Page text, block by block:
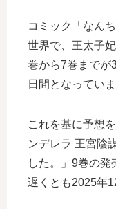
コミック「なん
世界で、王太子
巻から7巻までが
日間となっていま
これを基に予想
ンデレラ 王宮陰
した。」9巻の発
遅くとも2025年